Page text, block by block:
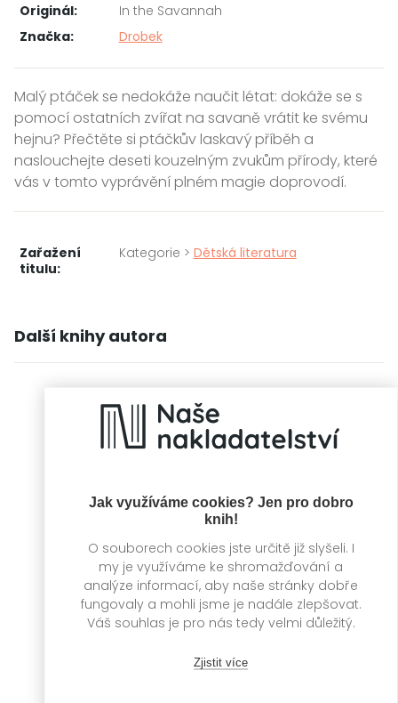
Jak využíváme cookies? Jen pro dobro
knih!
O souborech cookies jste určitě již slyšeli. I
my je využíváme ke shromažďování a
analýze informací, aby naše stránky dobře
fungovaly a mohli jsme je nadále zlepšovat.
Váš souhlas je pro nás tedy velmi důležitý.
Zjistit více
Originál:
In the Savannah
Značka:
Drobek
Malý ptáček se nedokáže naučit létat: dokáže se s
pomocí ostatních zvířat na savaně vrátit ke svému
hejnu? Přečtěte si ptáčkův laskavý příběh a
naslouchejte deseti kouzelným zvukům přírody, které
vás v tomto vyprávění plném magie doprovodí.
Zařažení
titulu:
Kategorie > Dětská literatura
Další knihy autora
V lese plném zvukůKniha s
města včera a